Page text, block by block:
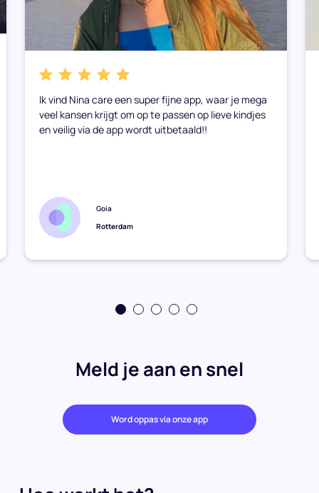
Ik vind Nina care een super fijne app, waar je mega
veel kansen krijgt om op te passen op lieve kindjes
en veilig via de app wordt uitbetaald!!
Goia
Rotterdam
Meld je aan en snel
Word oppas via onze app